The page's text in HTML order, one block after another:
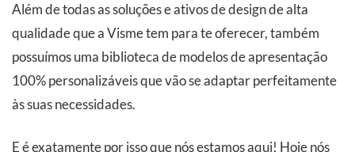
Além de todas as soluções e ativos de design de alta
qualidade que a Visme tem para te oferecer, também
possuímos uma biblioteca de modelos de apresentação
100% personalizáveis que vão se adaptar perfeitamente
às suas necessidades.
E é exatamente por isso que nós estamos aqui! Hoje nós